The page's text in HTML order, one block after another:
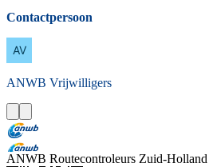
Contactpersoon
ANWB Vrijwilligers
ANWB Routecontroleurs Zuid-Holland